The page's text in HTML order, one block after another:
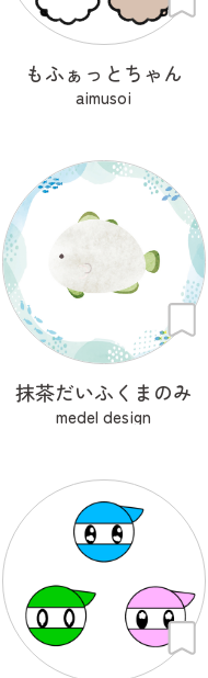
もふぁっとちゃん
aimusoi
抹茶だいふくまのみ
medel design